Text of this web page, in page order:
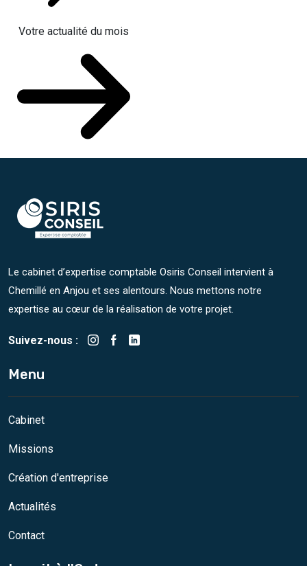
Votre actualité du mois
Le cabinet d’expertise comptable Osiris Conseil intervient à
Chemillé en Anjou et ses alentours. Nous mettons notre
expertise au cœur de la réalisation de votre projet.
Suivez-nous :
Menu
Cabinet
Missions
Création d'entreprise
Actualités
Contact